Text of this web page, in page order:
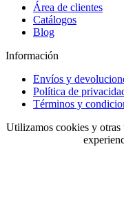
Área de clientes
Catálogos
Blog
Información
Envíos y
Política de
Términos y
Utilizamos cookies y otras